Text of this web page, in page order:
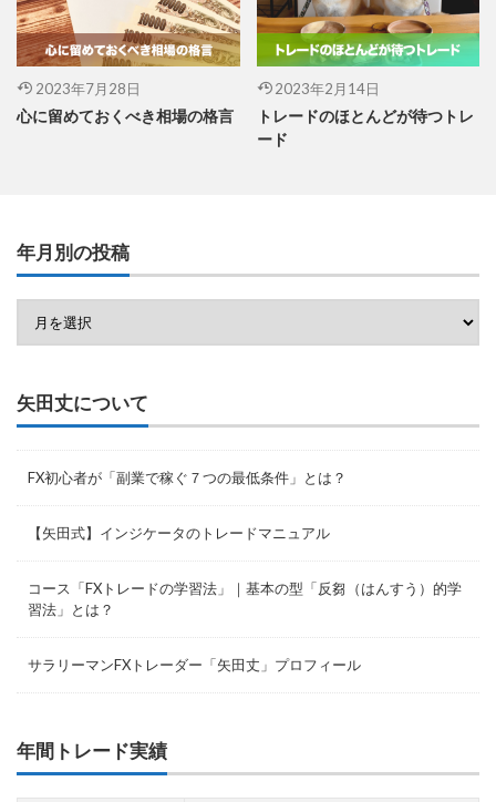
2023年7月28日
心に留めておくべき相場の格言
2023年2月14日
トレードのほとんどが待つトレ
ード
年月別の投稿
矢田丈について
FX初心者が「副業で稼ぐ７つの最低条件」とは？
【矢田式】インジケータのトレードマニュアル
コース「FXトレードの学習法」｜基本の型「反芻（はんすう）的学
習法」とは？
サラリーマンFXトレーダー「矢田丈」プロフィール
年間トレード実績